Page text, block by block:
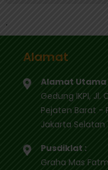
.
Alamat
Alamat Utama
Gedung IKPI, Jl.
Pejaten Barat -
Jakarta Selatan
Pusdiklat :
Graha Mas